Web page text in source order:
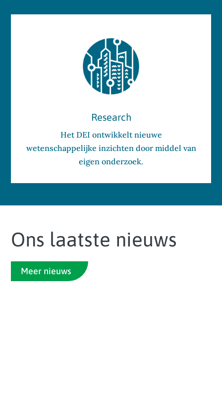
Research
Het DEI ontwikkelt nieuwe
wetenschappelijke inzichten door middel van
eigen onderzoek.
Ons laatste nieuws
Meer nieuws